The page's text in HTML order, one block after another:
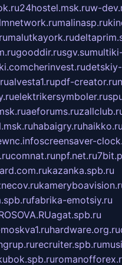
24hostel.msk.ruw-
malinasp.ru
malutkayork.ru
gooddir.rusgv.su
cherinvest.ru
alvesta1.rupdf-creator.ru
elektrikersymboler.ru
aeforums.ru
habaigry.ruhaikko.ru
screensaver-
comnat.runpf.net.ru
kazanka.spb.ru
fabrika-emotsiy.ru
agat.spb.ru
hardware.org.ru
recruiter.spb.ru